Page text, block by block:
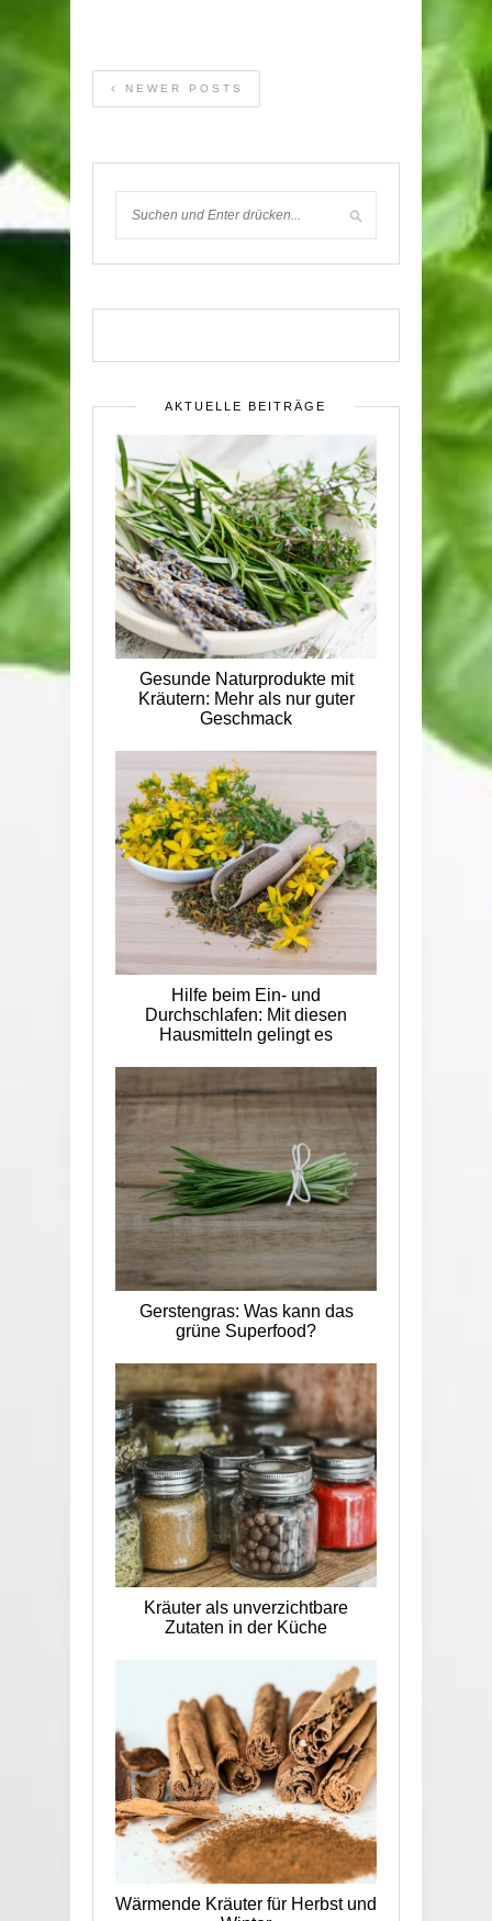
NEWER POSTS
AKTUELLE BEITRÄGE
Gesunde Naturprodukte mit
Kräutern: Mehr als nur guter
Geschmack
Hilfe beim Ein- und
Durchschlafen: Mit diesen
Hausmitteln gelingt es
Gerstengras: Was kann das
grüne Superfood?
Kräuter als unverzichtbare
Zutaten in der Küche
Wärmende Kräuter für Herbst und